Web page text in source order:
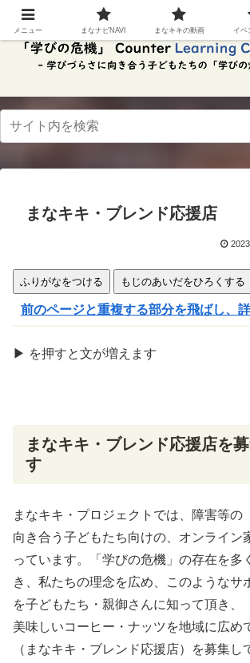
スク
リー
ンリ
ド。
この
ボタ
ンを
と、
ダー
の読
み上
にで
まなキキ・ブレンド応援店
ふりがなをつける もじのあいだをひろくする
前のページと重複する部分を飛ばし、
▶ を押すと文が増 えます
まなキキ・ブレンド応援店を
す
まなキキ・プロジェクトでは、障害等の
向き合う子どもたち向けの、オンライン
っています。「学びの危機」の存在を多
き、私たちの理念を広め、このようなサ
を子どもたち・親御さんに知って頂き、
美味しいコーヒー・ナッツを地域に広め
（まなキキ・ブレンド応援店）を募集し
メニュー まなナビNAVI まなキキの動画 イベ